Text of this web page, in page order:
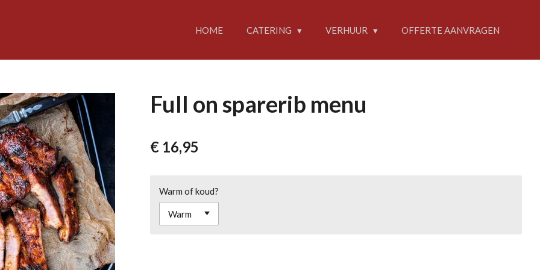
HOME CATERING VERHUUR OFFERTE AANVRAGEN
Full on sparerib menu
€ 16,95
Warm of koud?